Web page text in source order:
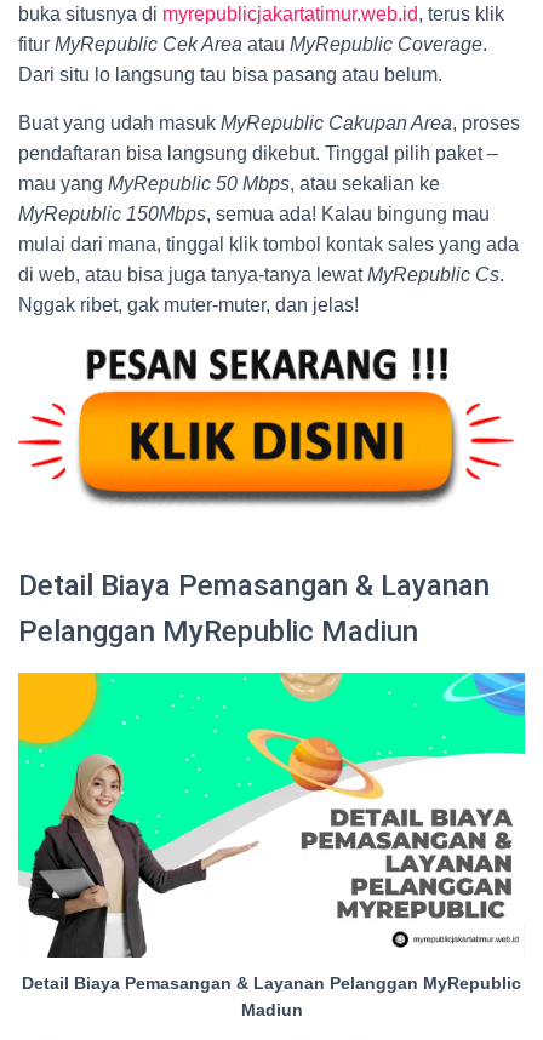
buka situsnya di myrepublicjakartatimur.web.id, terus klik
fitur MyRepublic Cek Area atau MyRepublic Coverage.
Dari situ lo langsung tau bisa pasang atau belum.
Buat yang udah masuk MyRepublic Cakupan Area, proses
pendaftaran bisa langsung dikebut. Tinggal pilih paket –
mau yang MyRepublic 50 Mbps, atau sekalian ke
MyRepublic 150Mbps, semua ada! Kalau bingung mau
mulai dari mana, tinggal klik tombol kontak sales yang ada
di web, atau bisa juga tanya-tanya lewatMyRepublic Cs.
Nggak ribet, gak muter-muter, dan jelas!
Detail Biaya Pemasangan & Layanan
Pelanggan MyRepublic Madiun
Detail Biaya Pemasangan & Layanan Pelanggan MyRepublic
Madiun